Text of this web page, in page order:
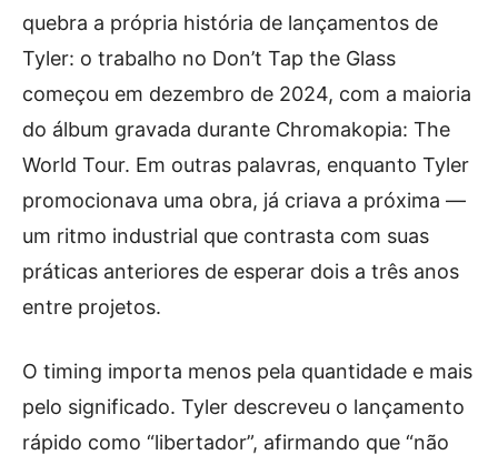
quebra a própria história de lançamentos de
Tyler: o trabalho no Don’t Tap the Glass
começou em dezembro de 2024, com a maioria
do álbum gravada durante Chromakopia: The
World Tour. Em outras palavras, enquanto Tyler
promocionava uma obra, já criava a próxima —
um ritmo industrial que contrasta com suas
práticas anteriores de esperar dois a três anos
entre projetos.
O timing importa menos pela quantidade e mais
pelo significado. Tyler descreveu o lançamento
rápido como “libertador”, afirmando que “não